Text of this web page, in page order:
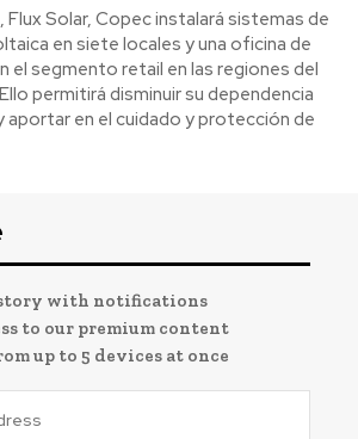
Flux Solar, Copec instalará sistemas de
en siete locales y una oficina de
el segmento retail en las regiones del
permitirá disminuir su dependencia
aportar en el cuidado y protección de
story with notifications
to our premium content
up to 5 devices at once